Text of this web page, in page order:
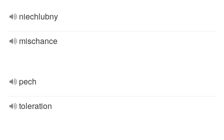
niechlubny
mischance
pech
toleration